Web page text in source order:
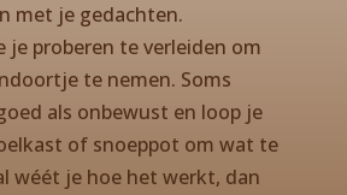
met je gedachten.
je proberen te verleiden om
te nemen. Soms
als onbewust en loop je
of snoeppot om wat te
wéét je hoe het werkt, dan